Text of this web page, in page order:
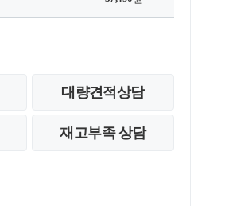
대량견적상담
재고부족 상담